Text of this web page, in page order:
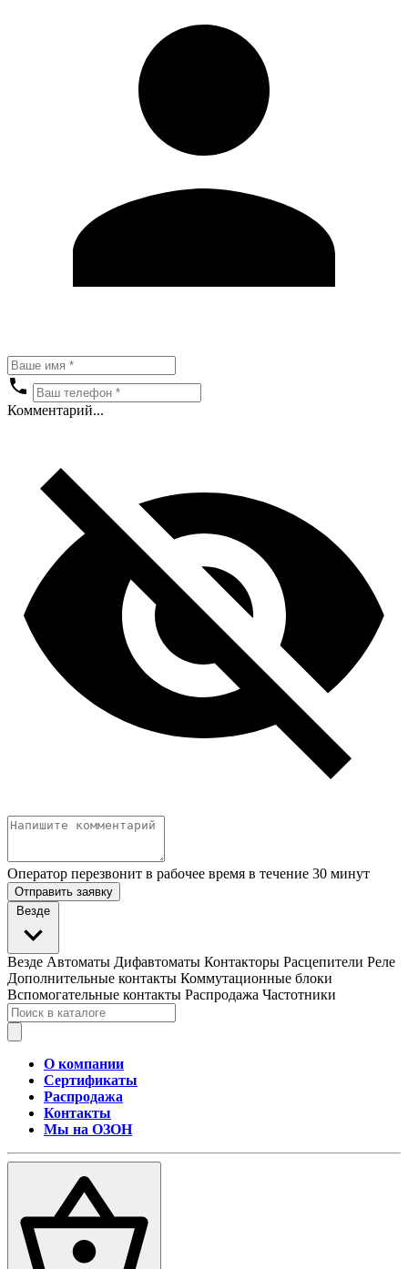
Комментарий...
Оператор перезвонит в рабочее время в течение 30 минут
Отправить заявку
Везде
Везде Автоматы Дифавтоматы Контакторы Расцепители Реле
Дополнительные контакты Коммутационные блоки
Вспомогательные контакты Распродажа Частотники
О компании
Сертификаты
Распродажа
Контакты
Мы на ОЗОН